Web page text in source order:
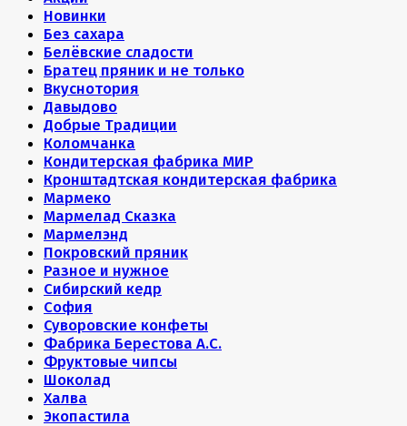
Новинки
Без сахара
Белёвские сладости
Братец пряник и не только
Вкуснотория
Давыдово
Добрые Традиции
Коломчанка
Кондитерская фабрика МИР
Кронштадтская кондитерская фабрика
Мармеко
Мармелад Сказка
Мармелэнд
Покровский пряник
Разное и нужное
Сибирский кедр
София
Суворовские конфеты
Фабрика Берестова А.С.
Фруктовые чипсы
Шоколад
Халва
Экопастила